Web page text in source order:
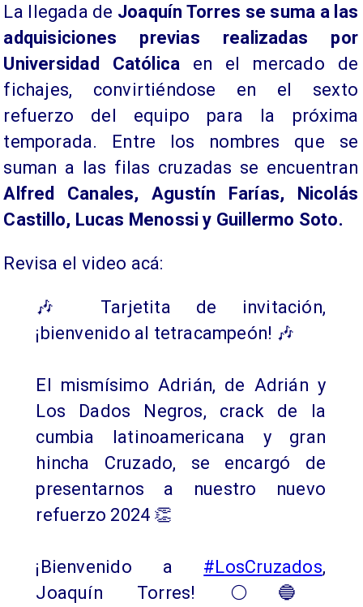
La llegada de Joaquín Torres se suma a las
adquisiciones previas realizadas por
Universidad Católica en el mercado de
fichajes, convirtiéndose en el sexto
refuerzo del equipo para la próxima
temporada. Entre los nombres que se
suman a las filas cruzadas se encuentran
Alfred Canales, Agustín Farías, Nicolás
Castillo, Lucas Menossi y Guillermo Soto.
Revisa el video acá:​
🎶 Tarjetita de invitación,
¡bienvenido al tetracampeón! 🎶
El mismísimo Adrián, de Adrián y
Los Dados Negros, crack de la
cumbia latinoamericana y gran
hincha Cruzado, se encargó de
presentarnos a nuestro nuevo
refuerzo 2024 👏
¡Bienvenido a #LosCruzados,
Joaquín Torres! ⚪️🔵